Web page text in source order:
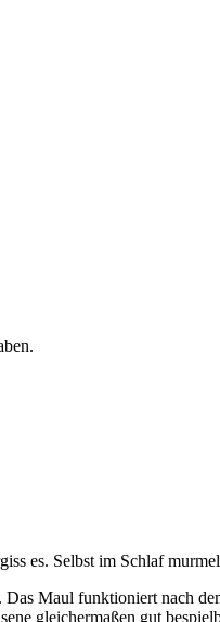
es. Selbst im Schlaf
Maul funktioniert nach
gleichermaßen gut